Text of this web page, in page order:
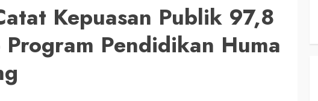
Kepuasan Publik 97,8
Pendidikan Huma